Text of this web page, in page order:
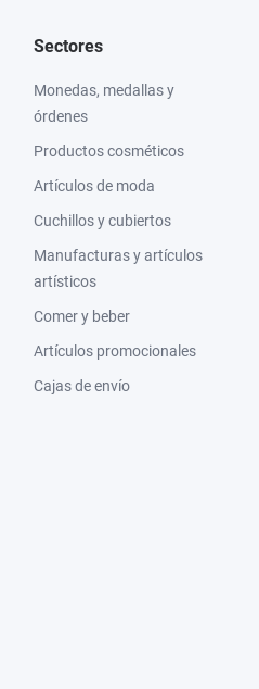
Sectores
Monedas, medallas y
órdenes
Productos cosméticos
Artículos de moda
Cuchillos y cubiertos
Manufacturas y artículos
artísticos
Comer y beber
Artículos promocionales
Cajas de envío